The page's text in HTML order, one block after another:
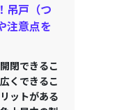
吊戸（つ
注意点を
閉できるこ
くできるこ
ットがある